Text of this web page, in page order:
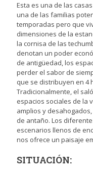
Esta es una de las
una de las familias
temporadas pero que
dimensiones de la
la cornisa de las
denotan un poder
de antigüedad, los
perder el sabor de
que se distribuyen en 4
Tradicionalmente, el
espacios sociales de la
amplios y
de antaño. Los
escenarios llenos de
nos ofrece un paisaje
SITUACIÓN: